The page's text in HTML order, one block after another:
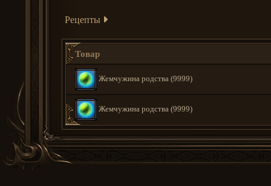
Рецепты
Товар
Жемчужина родства (9999)
Жемчужина родства (9999)